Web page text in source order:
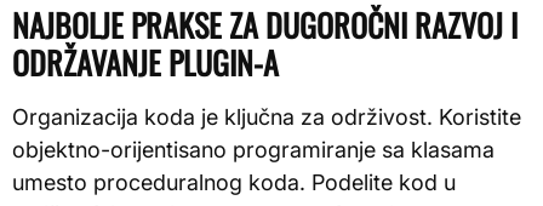
NAJBOLJE PRAKSE ZA DUGOROČNI RAZVOJ I
ODRŽAVANJE PLUGIN-A
Organizacija koda je ključna za održivost. Koristite
objektno-orijentisano programiranje sa klasama
umesto proceduralnog koda. Podelite kod u